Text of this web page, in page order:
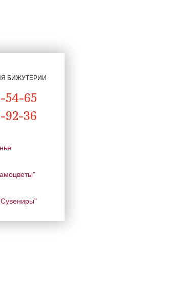
БИЖУТЕРИИ
54-65
92-36